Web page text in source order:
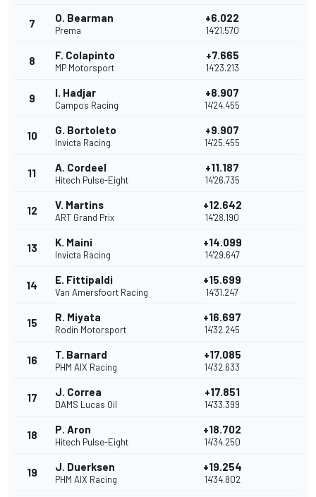
7 O. Bearman
Prema
+6.022
14'21.570
8 F. Colapinto
MP Motorsport
+7.665
14'23.213
9 I. Hadjar
Campos Racing
+8.907
14'24.455
10 G. Bortoleto
Invicta Racing
+9.907
14'25.455
11 A. Cordeel
Hitech Pulse-Eight
+11.187
14'26.735
12 V. Martins
ART Grand Prix
+12.642
14'28.190
13 K. Maini
Invicta Racing
+14.099
14'29.647
14 E. Fittipaldi
Van Amersfoort Racing
+15.699
14'31.247
15 R. Miyata
Rodin Motorsport
+16.697
14'32.245
16 T. Barnard
PHM AIX Racing
+17.085
14'32.633
17 J. Correa
DAMS Lucas Oil
+17.851
14'33.399
18 P. Aron
Hitech Pulse-Eight
+18.702
14'34.250
19 J. Duerksen
PHM AIX Racing
+19.254
14'34.802